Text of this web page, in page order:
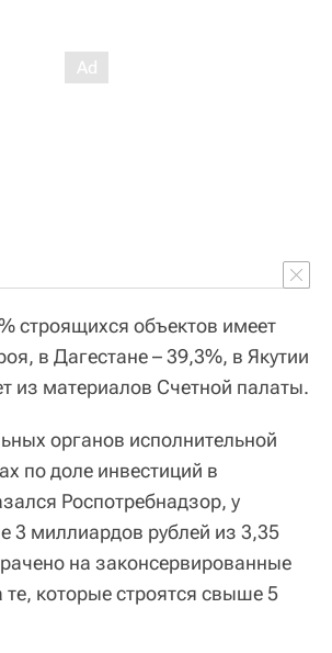
строящихся объектов имеет
в Дагестане – 39,3%, в Якутии
из материалов Счетной палаты.
органов исполнительной
по доле инвестиций в
Роспотребнадзор, у
3 миллиардов рублей из 3,35
на законсервированные
которые строятся свыше 5